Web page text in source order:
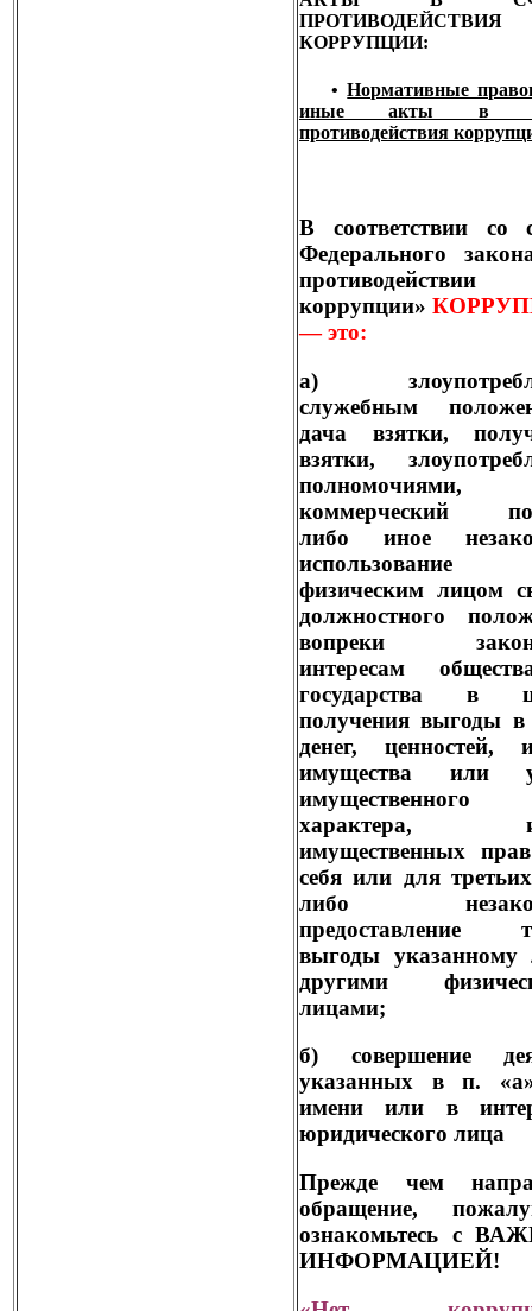
ПРОТИВОДЕЙСТВИЯ
КОРРУПЦИИ:
•Нормативные
иные акты в
противодействия
В соответствии со
Федерального
противодействии
коррупции»
— это:
а)
служебным
дача взятки,
взятки,
полномочиями,
коммерческий
либо иное
использование
физическим лицом
должностного
вопреки
интересам
государства в
получения выгоды в
денег, ценностей,
имущества или
имущественного
характера,
имущественных
себя или для
либо
предоставление
выгоды указанному
другими
лицами;
б) совершение
указанных в п.
имени или в
юридического лица
Прежде чем
обращение,
ознакомьтесь с
ИНФОРМАЦИЕЙ!